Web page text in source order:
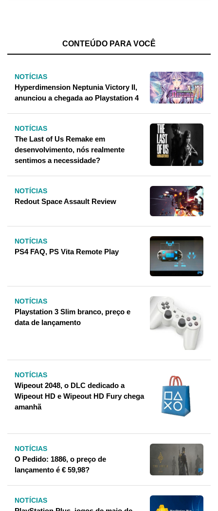
CONTEÚDO PARA VOCÊ
NOTÍCIAS
Hyperdimension Neptunia Victory II,
anunciou a chegada ao Playstation 4
NOTÍCIAS
The Last of Us Remake em
desenvolvimento, nós realmente
sentimos a necessidade?
NOTÍCIAS
Redout Space Assault Review
NOTÍCIAS
PS4 FAQ, PS Vita Remote Play
NOTÍCIAS
Playstation 3 Slim branco, preço e
data de lançamento
NOTÍCIAS
Wipeout 2048, o DLC dedicado a
Wipeout HD e Wipeout HD Fury chega
amanhã
NOTÍCIAS
O Pedido: 1886, o preço de
lançamento é € 59,98?
NOTÍCIAS